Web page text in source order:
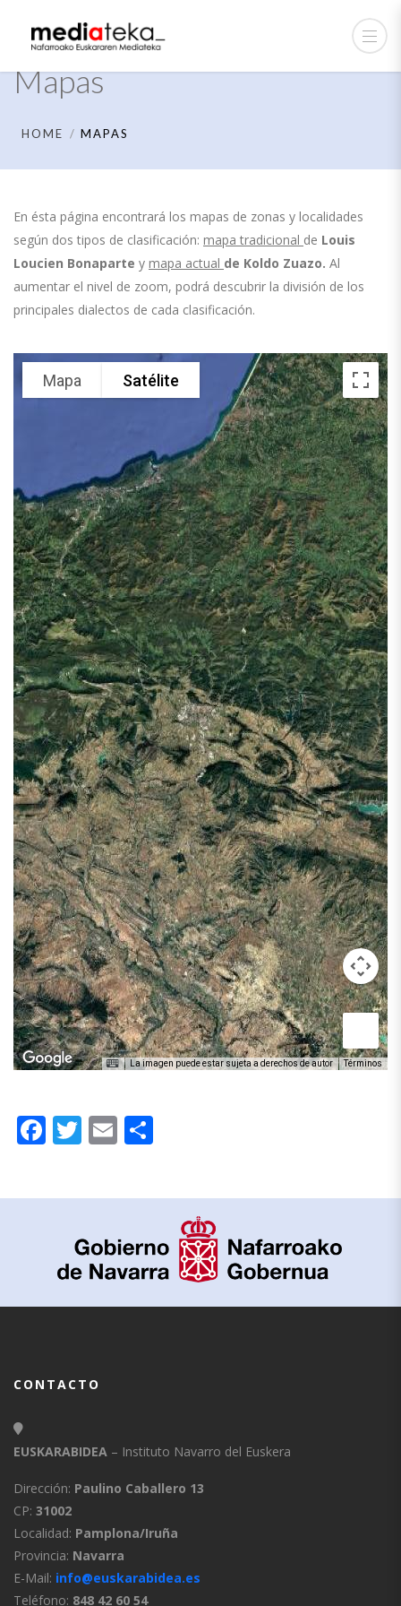
Mapas
HOME MAPAS
En ésta página encontrará los mapas de zonas y localidades
según dos tipos de clasificación: mapa tradicional de Louis
Loucien Bonaparte y mapa actual de Koldo Zuazo. Al
aumentar el nivel de zoom, podrá descubrir la división de los
principales dialectos de cada clasificación.
Mapa Satélite
La imagen puede estar sujeta a derechos de autor Términos
Facebook
Twitter
Email
CONTACTO
EUSKARABIDEA – Instituto Navarro del Euskera
Dirección: Paulino Caballero 13
CP: 31002
Localidad: Pamplona/Iruña
Provincia: Navarra
E-Mail: info@euskarabidea.es
Teléfono: 848 42 60 54